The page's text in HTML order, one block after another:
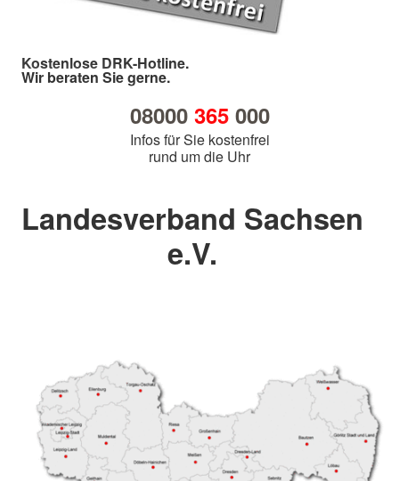
Kostenlose DRK-Hotline.
Wir beraten Sie gerne.
08000 365000
Infos für Sie kostenfrei
rund um die Uhr
Landesverband Sachsen
e.V.